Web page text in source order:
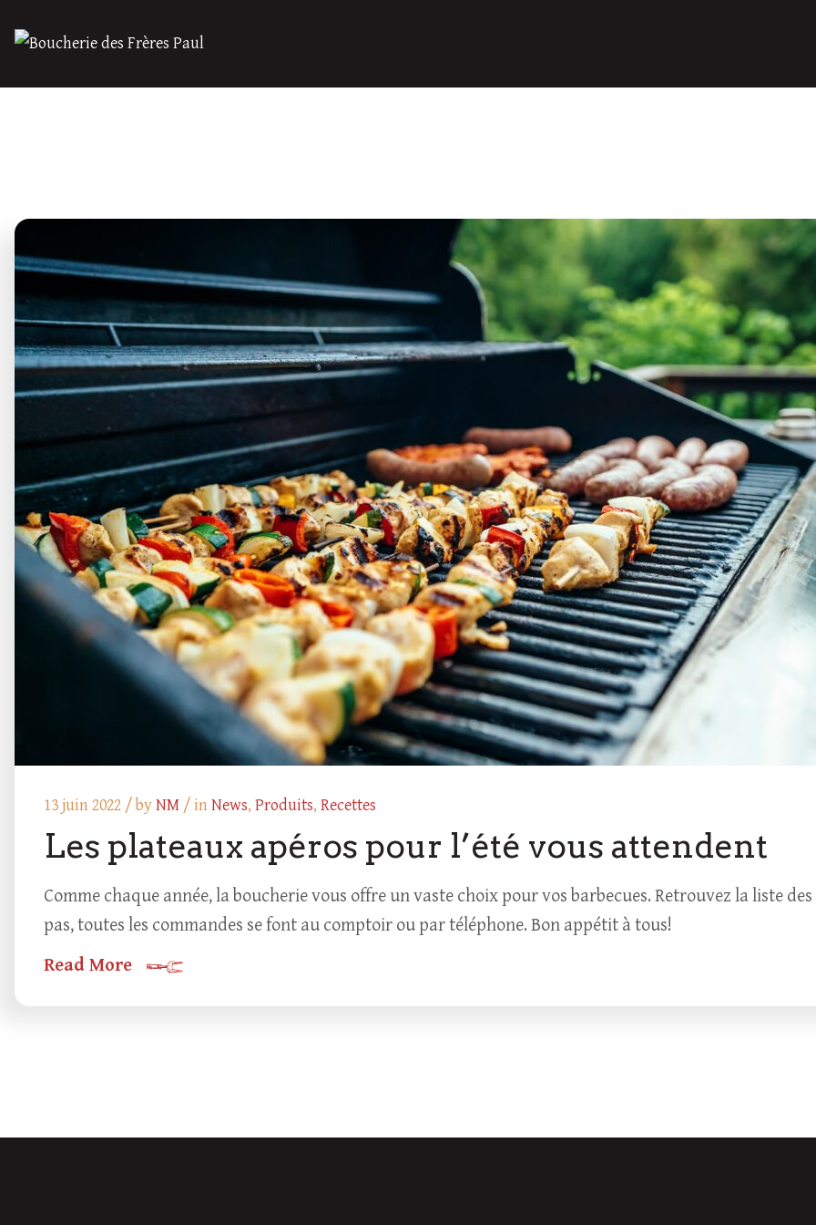
13 juin 2022 /byNM / inNews, Produits, Recettes
Les plateaux apéros pour l’été vous attendent
Comme chaque année, la boucherie vous offre un vaste choix pour vos barbecues. Retrouvez la liste
pas, toutes les commandes se font au comptoir ou par téléphone. Bon appétit à tous!
Read More